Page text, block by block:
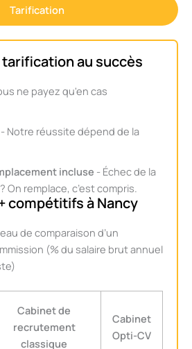
Tarification
au succès
ne payez qu'en cas
- Notre réussite dépend de la
incluse - Échec de la
On remplace, c’est compris.
compétitifs à Nancy
de comparaison d’un
(% du salaire brut annuel
Cabinet de
recrutement
classique
Cabinet
Opti-CV